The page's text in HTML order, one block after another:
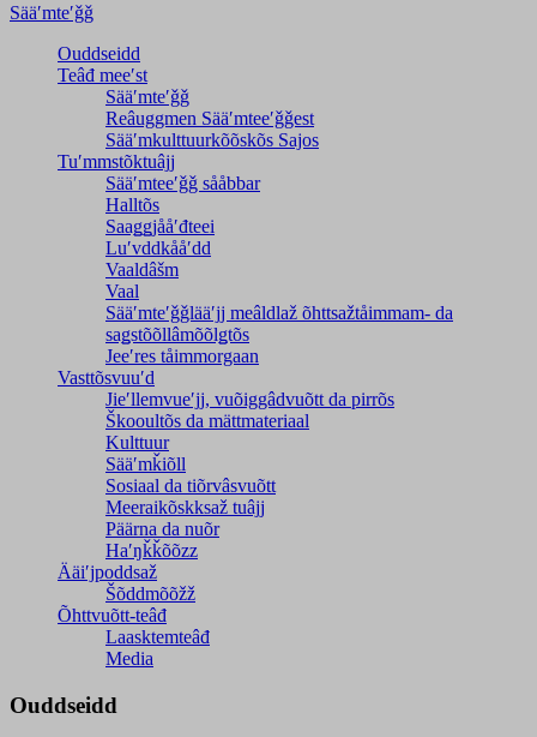
Sääʹmteʹǧǧ
Ouddseidd
Teâđ meeʹst
Sääʹmteʹǧǧ
Reâuggmen Sääʹmteeʹǧǧest
Sääʹmkulttuurkõõskõs Sajos
Tuʹmmstõktuâjj
Sääʹmteeʹǧǧ sååbbar
Halltõs
Saaǥǥjååʹđteei
Luʹvddkååʹdd
Vaaldâšm
Vaal
Sääʹmteʹǧǧlääʹjj meâldlaž õhttsažtåimmam- da
saǥstõõllâmõõlǥtõs
Jeeʹres tåimmorgaan
Vasttõsvuuʹd
Jieʹllemvueʹjj, vuõiggâdvuõtt da pirrõs
Škooultõs da mättmateriaal
Kulttuur
Sääʹmǩiõll
Sosiaal da tiõrvâsvuõtt
Meeraikõskksaž tuâjj
Päärna da nuõr
Haʹŋǩǩõõzz
Ääiʹjpoddsaž
Šõddmõõžž
Õhttvuõtt-teâđ
Laasktemteâđ
Media
Ouddseidd